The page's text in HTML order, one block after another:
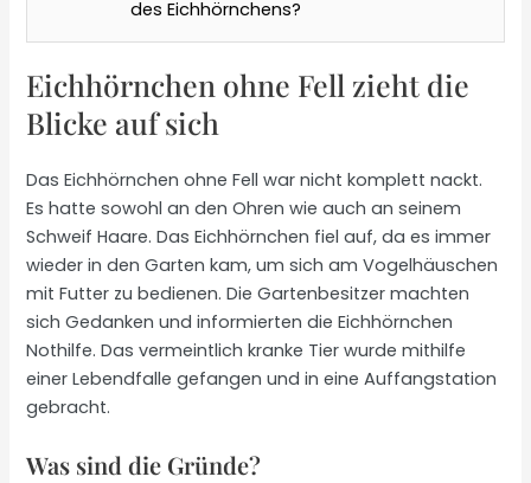
des Eichhörnchens?
Eichhörnchen ohne Fell zieht die
Blicke auf sich
Das Eichhörnchen ohne Fell war nicht komplett nackt.
Es hatte sowohl an den Ohren wie auch an seinem
Schweif Haare. Das Eichhörnchen fiel auf, da es immer
wieder in den Garten kam, um sich am Vogelhäuschen
mit Futter zu bedienen. Die Gartenbesitzer machten
sich Gedanken und informierten die Eichhörnchen
Nothilfe. Das vermeintlich kranke Tier wurde mithilfe
einer Lebendfalle gefangen und in eine Auffangstation
gebracht.
Was sind die Gründe?